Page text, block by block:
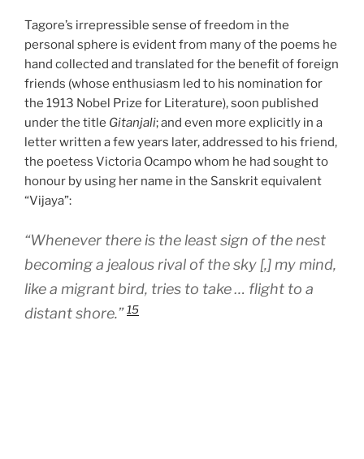
Tagore’s irrepressible sense of freedom in the
personal sphere is evident from many of the poems he
hand collected and translated for the benefit of foreign
friends (whose enthusiasm led to his nomination for
the 1913 Nobel Prize for Literature), soon published
under the title Gitanjali; and even more explicitly in a
letter written a few years later, addressed to his friend,
the poetess Victoria Ocampo whom he had sought to
honour by using her name in the Sanskrit equivalent
“Vijaya”:
“Whenever there is the least sign of the nest
becoming a jealous rival of the sky [,] my mind,
like a migrant bird, tries to take … flight to a
distant shore.” 15